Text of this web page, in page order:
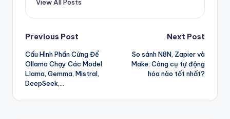
View All Posts
Post
navigation
Previous Post
Cấu Hình Phần Cứng Để
Ollama Chạy Các Model
Llama, Gemma, Mistral,
DeepSeek,…
Next Post
So sánh N8N, Zapier và
Make: Công cụ tự động
hóa nào tốt nhất?